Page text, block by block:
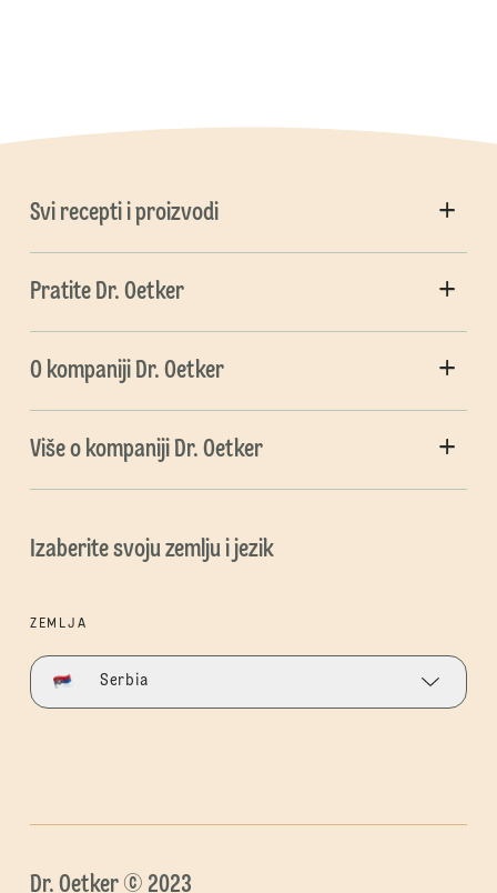
Svi recepti i proizvodi
Pratite Dr. Oetker
O kompaniji Dr. Oetker
Više o kompaniji Dr. Oetker
Izaberite svoju zemlju i jezik
ZEMLJA
Serbia
Dr. Oetker © 2023